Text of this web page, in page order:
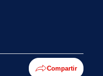
Compartir